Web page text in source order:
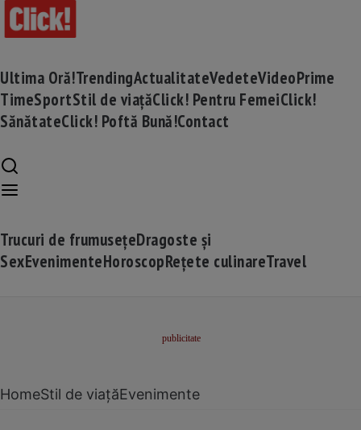
Ultima Oră!TrendingActualitateVedeteVideoPrime
TimeSportStil de viațăClick! Pentru FemeiClick!
SănătateClick! Poftă Bună!Contact
Trucuri de frumusețeDragoste și
SexEvenimenteHoroscopRețete culinareTravel
HomeStil de viațăEvenimente